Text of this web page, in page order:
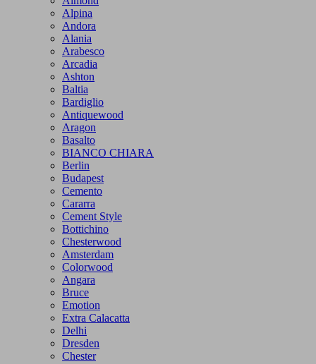
Alpina
Andora
Alania
Arabesco
Arcadia
Ashton
Baltia
Bardiglio
Antiquewood
Aragon
Basalto
BIANCO CHIARA
Berlin
Budapest
Cemento
Cararra
Cement Style
Bottichino
Chesterwood
Amsterdam
Colorwood
Angara
Bruce
Emotion
Extra Calacatta
Delhi
Dresden
Chester